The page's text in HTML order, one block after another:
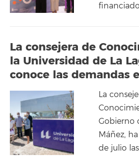
La consejera de
la Universidad de La
conoce las demandas
La
Gobierno
Máñez,
de julio